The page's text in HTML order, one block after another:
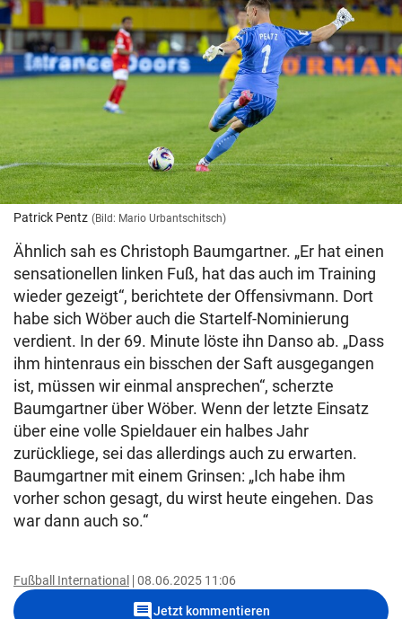
Patrick Pentz (Bild: Mario Urbantschitsch)
Ähnlich sah es Christoph Baumgartner. „Er hat einen
sensationellen linken Fuß, hat das auch im Training
wieder gezeigt“, berichtete der Offensivmann. Dort
habe sich Wöber auch die Startelf-Nominierung
verdient. In der 69. Minute löste ihn Danso ab. „Dass
ihm hintenraus ein bisschen der Saft ausgegangen
ist, müssen wir einmal ansprechen“, scherzte
Baumgartner über Wöber. Wenn der letzte Einsatz
über eine volle Spieldauer ein halbes Jahr
zurückliege, sei das allerdings auch zu erwarten.
Baumgartner mit einem Grinsen: „Ich habe ihm
vorher schon gesagt, du wirst heute eingehen. Das
war dann auch so.“
Fußball International 08.06.2025 11:06
commentJetzt kommentieren